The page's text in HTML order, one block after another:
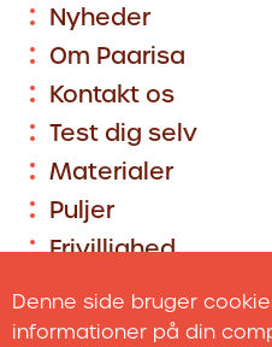
Nyheder
Om Paarisa
Kontakt os
Test dig selv
Materialer
Puljer
Frivillighed
Denne side bruger
informationer på din